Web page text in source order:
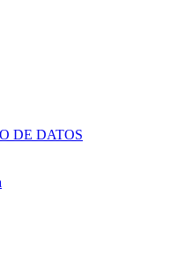
DE DATOS